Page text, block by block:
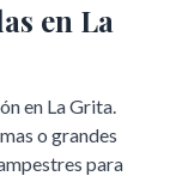
en La
en La Grita.
o grandes
para